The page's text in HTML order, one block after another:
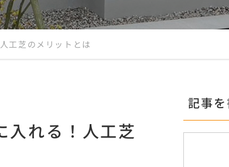
工芝のメリットとは
入れる！人工芝
記事